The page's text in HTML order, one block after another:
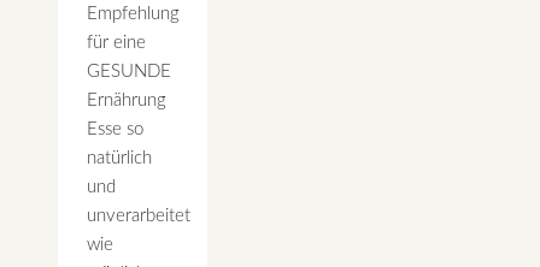
Empfehlung
für eine
GESUNDE
Ernährung
Esse so
natürlich
und
unverarbeitet
wie